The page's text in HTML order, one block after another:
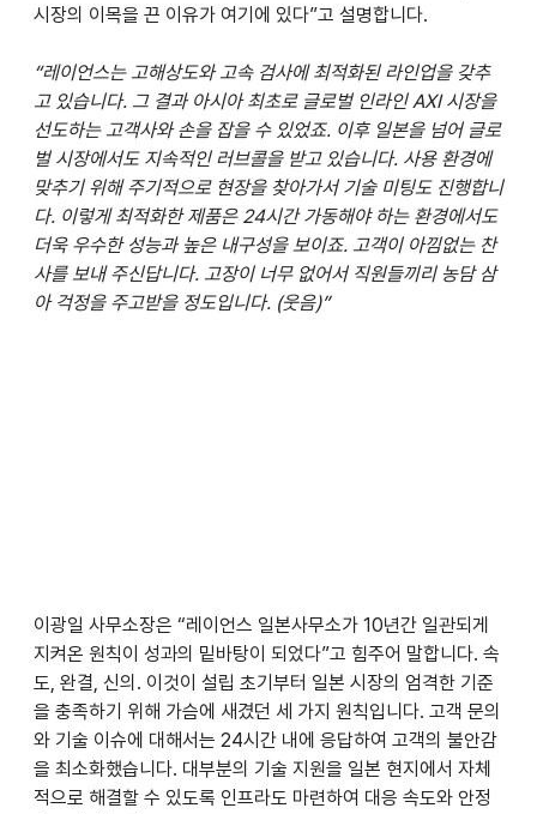
시장의 이목을 끈 이유가 여기에 있다”고 설명합니다.
“레이언스는 고해상도와 고속 검사에 최적화된 라인업을 갖추
고 있습니다. 그 결과 아시아 최초로 글로벌 인라인 AXI 시장을
선도하는 고객사와 손을 잡을 수 있었죠. 이후 일본을 넘어 글로
벌 시장에서도 지속적인 러브콜을 받고 있습니다. 사용 환경에
맞추기 위해 주기적으로 현장을 찾아가서 기술 미팅도 진행합니
다. 이렇게 최적화한 제품은 24시간 가동해야 하는 환경에서도
더욱 우수한 성능과 높은 내구성을 보이죠. 고객이 아낌없는 찬
사를 보내 주신답니다. 고장이 너무 없어서 직원들끼리 농담 삼
아 걱정을 주고받을 정도입니다. (웃음)”
이광일 사무소장은 “레이언스 일본사무소가 10년간 일관되게
지켜온 원칙이 성과의 밑바탕이 되었다”고 힘주어 말합니다. 속
도, 완결, 신의. 이것이 설립 초기부터 일본 시장의 엄격한 기준
을 충족하기 위해 가슴에 새겼던 세 가지 원칙입니다. 고객 문의
와 기술 이슈에 대해서는 24시간 내에 응답하여 고객의 불안감
을 최소화했습니다. 대부분의 기술 지원을 일본 현지에서 자체
적으로 해결할 수 있도록 인프라도 마련하여 대응 속도와 안정